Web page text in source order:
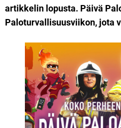
artikkelin lopusta. Päivä
Paloturvallisuusviikon, jota